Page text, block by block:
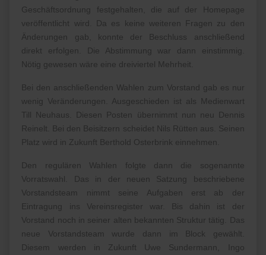
Geschäftsordnung festgehalten, die auf der Homepage
veröffentlicht wird. Da es keine weiteren Fragen zu den
Änderungen gab, konnte der Beschluss anschließend
direkt erfolgen. Die Abstimmung war dann einstimmig.
Nötig gewesen wäre eine dreiviertel Mehrheit.
Bei den anschließenden Wahlen zum Vorstand gab es nur
wenig Veränderungen. Ausgeschieden ist als Medienwart
Till Neuhaus. Diesen Posten übernimmt nun neu Dennis
Reinelt. Bei den Beisitzern scheidet Nils Rütten aus. Seinen
Platz wird in Zukunft Berthold Osterbrink einnehmen.
Den regulären Wahlen folgte dann die sogenannte
Vorratswahl. Das in der neuen Satzung beschriebene
Vorstandsteam nimmt seine Aufgaben erst ab der
Eintragung ins Vereinsregister war. Bis dahin ist der
Vorstand noch in seiner alten bekannten Struktur tätig. Das
neue Vorstandsteam wurde dann im Block gewählt.
Diesem werden in Zukunft Uwe Sundermann, Ingo